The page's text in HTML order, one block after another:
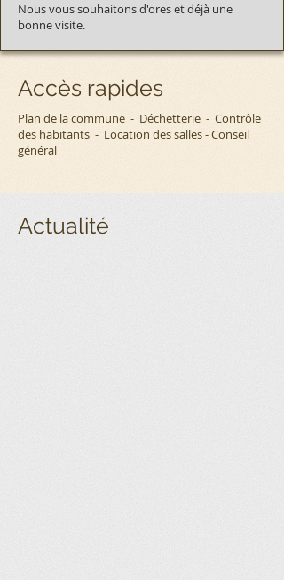
Nous vous souhaitons d'ores et déjà une
bonne visite.
Accès rapides
Plan de la commune - Déchetterie - Contrôle
des habitants - Location des salles-Conseil
général
Actualité